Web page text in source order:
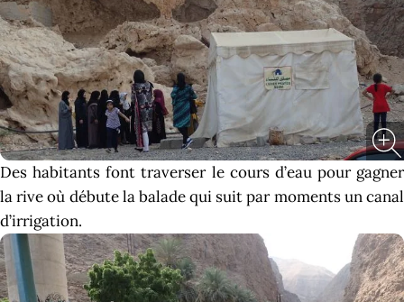
Des habitants font traverser le cours d’eau pour gagner
la rive où débute la balade qui suit par moments un canal
d’irrigation.